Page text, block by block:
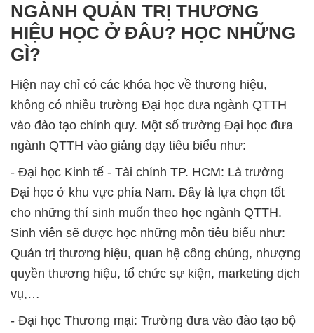
NGÀNH QUẢN TRỊ THƯƠNG
HIỆU HỌC Ở ĐÂU? HỌC NHỮNG
GÌ?
Hiện nay chỉ có các khóa học về thương hiệu,
không có nhiều trường Đại học đưa ngành QTTH
vào đào tạo chính quy. Một số trường Đại học đưa
ngành QTTH vào giảng dạy tiêu biểu như:
- Đại học Kinh tế - Tài chính TP. HCM: Là trường
Đại học ở khu vực phía Nam. Đây là lựa chọn tốt
cho những thí sinh muốn theo học ngành QTTH.
Sinh viên sẽ được học những môn tiêu biểu như:
Quản trị thương hiệu, quan hệ công chúng, nhượng
quyền thương hiệu, tổ chức sự kiện, marketing dịch
vụ,…
- Đại học Thương mại: Trường đưa vào đào tạo bộ